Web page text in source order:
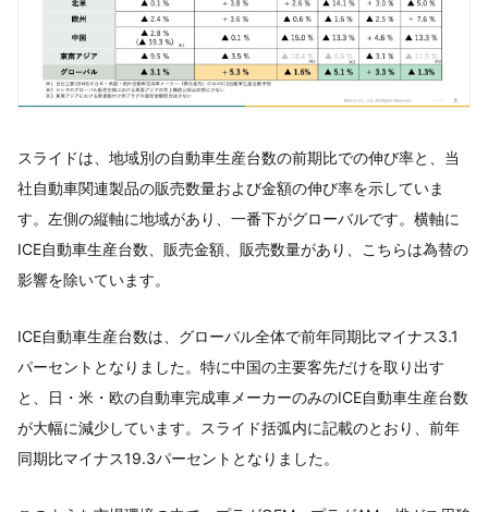
スライドは、地域別の自動車生産台数の前期比での伸び率と、当
社自動車関連製品の販売数量および金額の伸び率を示していま
す。左側の縦軸に地域があり、一番下がグローバルです。横軸に
ICE自動車生産台数、販売金額、販売数量があり、こちらは為替の
影響を除いています。
ICE自動車生産台数は、グローバル全体で前年同期比マイナス3.1
パーセントとなりました。特に中国の主要客先だけを取り出す
と、日・米・欧の自動車完成車メーカーのみのICE自動車生産台数
が大幅に減少しています。スライド括弧内に記載のとおり、前年
同期比マイナス19.3パーセントとなりました。